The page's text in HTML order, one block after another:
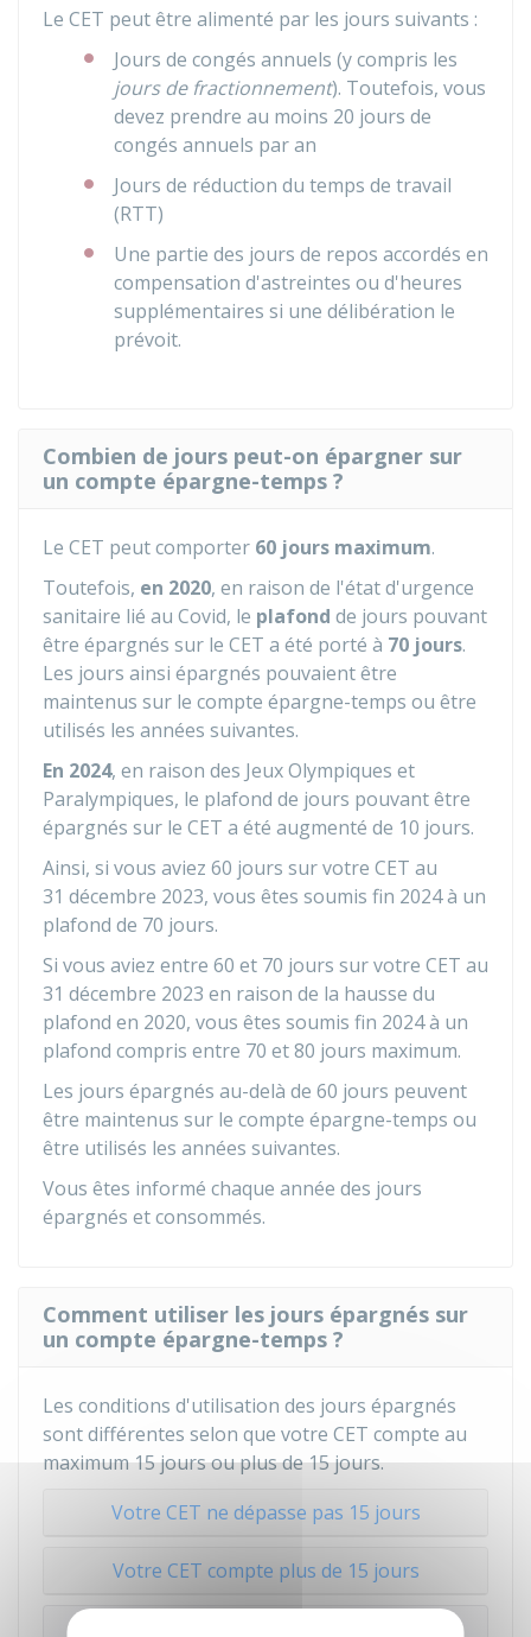
Le CET peut être alimenté par les jours suivants :
Jours de congés annuels (y compris les
jours de fractionnement). Toutefois, vous
devez prendre au moins 20 jours de
congés annuels par an
Jours de réduction du temps de travail
(RTT)
Une partie des jours de repos accordés en
compensation d'astreintes ou d'heures
supplémentaires si une délibération le
prévoit.
Combien de jours peut-on épargner sur
un compte épargne-temps ?
Le CET peut comporter 60 jours maximum.
Toutefois, en 2020, en raison de l'état d'urgence
sanitaire lié au Covid, le plafond de jours pouvant
être épargnés sur le CET a été porté à 70 jours.
Les jours ainsi épargnés pouvaient être
maintenus sur le compte épargne-temps ou être
utilisés les années suivantes.
En 2024, en raison des Jeux Olympiques et
Paralympiques, le plafond de jours pouvant être
épargnés sur le CET a été augmenté de 10 jours.
Ainsi, si vous aviez 60 jours sur votre CET au
31 décembre 2023, vous êtes soumis fin 2024 à un
plafond de 70 jours.
Si vous aviez entre 60 et 70 jours sur votre CET au
31 décembre 2023 en raison de la hausse du
plafond en 2020, vous êtes soumis fin 2024 à un
plafond compris entre 70 et 80 jours maximum.
Les jours épargnés au-delà de 60 jours peuvent
être maintenus sur le compte épargne-temps ou
être utilisés les années suivantes.
Vous êtes informé chaque année des jours
épargnés et consommés.
Comment utiliser les jours épargnés sur
un compte épargne-temps ?
Les conditions d'utilisation des jours épargnés
sont différentes selon que votre CET compte au
maximum 15 jours ou plus de 15 jours.
Votre CET ne dépasse pas 15 jours
Votre CET compte plus de 15 jours